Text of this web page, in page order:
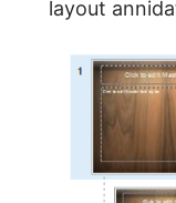
layout